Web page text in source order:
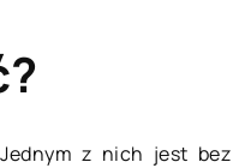
z nich jest bez